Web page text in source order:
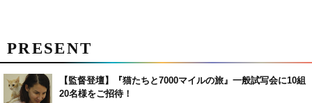
PRESENT
【監督登壇】『猫たちと7000マイルの旅』一般試写会に10組
20名様をご招待！